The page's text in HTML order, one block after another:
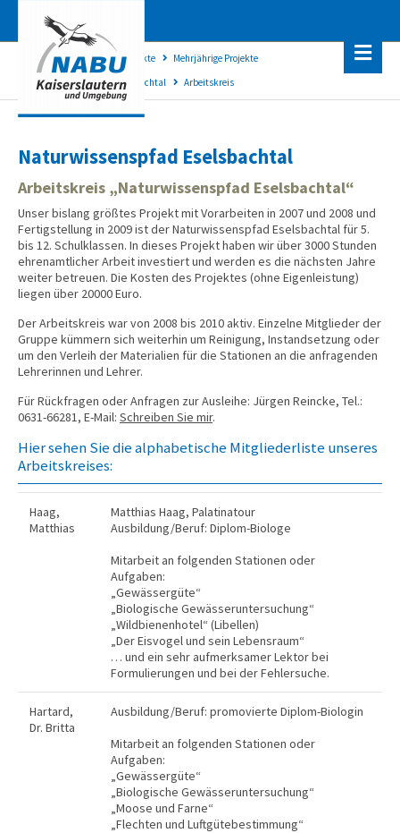
NABU Kaiserslautern Projekte
Mehr­jähri­ge Pro­jekte
Natur­wissens­pfad Esels­bachtal
Arbeitskreis
Naturwissenspfad Eselsbachtal
Arbeitskreis „Naturwissenspfad Eselsbachtal“
Unser bislang größtes Projekt mit Vorarbeiten in 2007 und 2008 und
Fertigstellung in 2009 ist der Naturwissenspfad Eselsbachtal für 5.
bis 12. Schulklassen. In dieses Projekt haben wir über 3000 Stunden
ehrenamtlicher Arbeit investiert und werden es die nächsten Jahre
weiter betreuen. Die Kosten des Projektes (ohne Eigenleistung)
liegen über 20000 Euro.
Der Arbeitskreis war von 2008 bis 2010 aktiv. Einzelne Mitglieder der
Gruppe kümmern sich weiterhin um Reinigung, Instandsetzung oder
um den Verleih der Materialien für die Stationen an die anfragenden
Lehrerinnen und Lehrer.
Für Rückfragen oder Anfragen zur Ausleihe: Jürgen Reincke, Tel.:
0631-66281, E-Mail: Schreiben Sie mir.
Hier sehen Sie die alphabetische Mitgliederliste unseres
Arbeitskreises:
Haag,
Matthias
Matthias Haag, Palatinatour
Ausbildung/Beruf: Diplom-Biologe
Mitarbeit an folgenden Stationen oder
Aufgaben:
„Gewässergüte“
„Biologische Gewässeruntersuchung“
„Wildbienenhotel“ (Libellen)
„Der Eisvogel und sein Lebensraum“
… und ein sehr aufmerksamer Lektor bei
Formulierungen und bei der Fehlersuche.
Hartard,
Dr. Britta
Ausbildung/Beruf: promovierte Diplom-Biologin
Mitarbeit an folgenden Stationen oder
Aufgaben:
„Gewässergüte“
„Biologische Gewässeruntersuchung“
„Moose und Farne“
„Flechten und Luftgütebestimmung“